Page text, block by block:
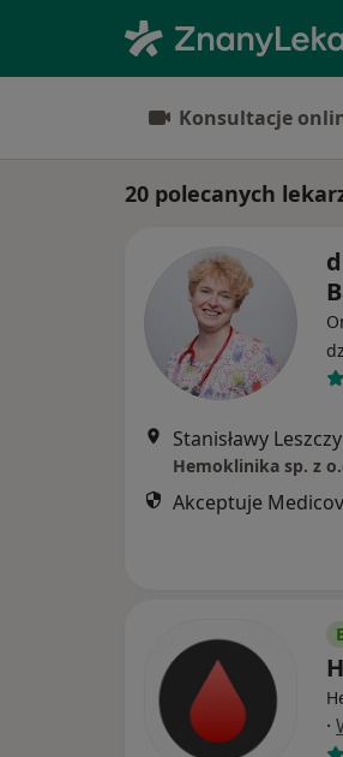
Konsultacje
20 polecanych
Hemoklinika sp. z
Akceptuje
·